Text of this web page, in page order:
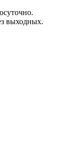
выходных.